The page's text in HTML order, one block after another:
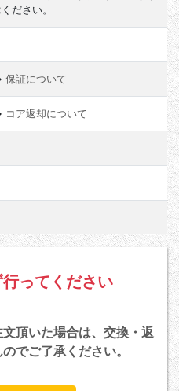
ださい。
保証について
コア返却について
ってください
頂いた場合は、交換・返
でご了承ください。